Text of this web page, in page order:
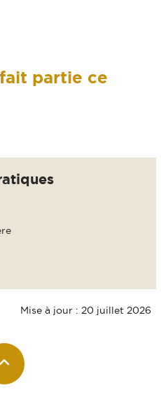
partie ce
Mise à jour : 20 juillet 2026